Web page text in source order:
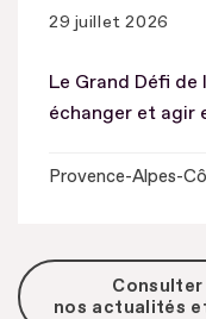
29 juillet 2026
Le Grand Défi de
échanger et agir
Provence-Alpes-
nos actualités